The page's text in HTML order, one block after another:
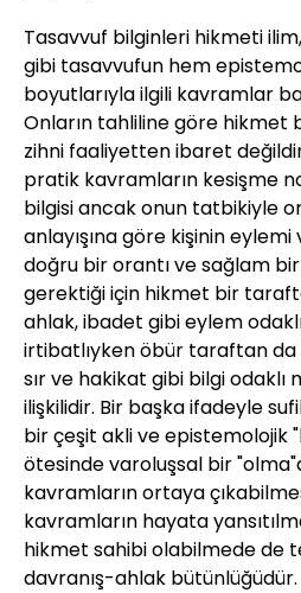
Tasavvuf bilginleri hikmeti
gibi tasavvufun hem
boyutlarıyla ilgili kavramlar
Onların tahliline göre hikmet
zihni faaliyetten ibaret
pratik kavramların kesişme
bilgisi ancak onun tatbikiyle
anlayışına göre kişinin eylemi
doğru bir orantı ve sağlam
gerektiği için hikmet bir
ahlak, ibadet gibi eylem
irtibatlıyken öbür taraftan da
sır ve hakikat gibi bilgi
ilişkilidir. Bir başka ifadeyle
bir çeşit akli ve epistemolojik
ötesinde varoluşsal bir
kavramların ortaya
kavramların hayata
hikmet sahibi olabilmede de
davranış-ahlak bütünlüğüdür.